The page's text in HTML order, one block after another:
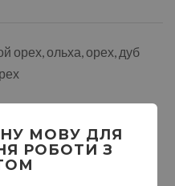
орех, ольха, орех, дуб
МОВУ ДЛЯ
РОБОТИ З